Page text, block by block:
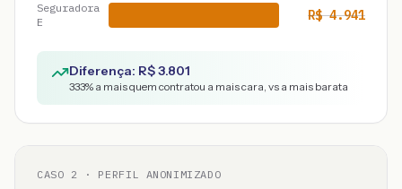
Seguradora
E
R$4.941
Diferença: R$3.801
333% a mais quem contratou a mais cara, vs a mais barata
CASO 2 · PERFIL ANONIMIZADO